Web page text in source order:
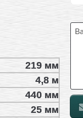
219 мм
4,8 м
440 мм
25 мм